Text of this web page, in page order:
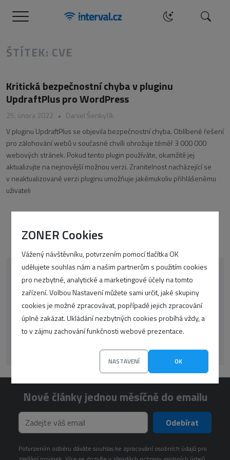
ZONER Cookies
Vážený návštěvníku, potvrzením pomocí tlačítka OK
udělujete souhlas nám a našim partnerům s použitím cookies
pro nezbytné, analytické a marketingové účely na tomto
zařízení. Volbou Nastavení můžete sami určit, jaké skupiny
cookies je možné zpracovávat, popřípadě jejich zpracování
úplně zakázat. Ukládání nezbytných cookies probíhá vždy, a
to v zájmu zachování funkčnosti webové prezentace.
NASTAVENÍ OK
Menu Hledat
ŠTÍTEK: CVE
Kritická bezpečnostní chyba v pluginu
UpdraftPlus pro WordPress
25. února 2022 • Daniel Šenkyřík
V pluginu UpdraftPlus se objevila bezpečnostní chyba. Oblíbené řešení
pro zálohování webů v současné chvíli ohrožuje téměř 3 000 000
webových stránek. Pokud tento plugin používáte, okamžitě jej
aktualizujte na nejnovější možnou verzi. Zranitelnost nacházející se
v neaktualizované verzi pluginu umožňuje jakémukoliv přihlášenému
uživateli
CSS google korektor oop-php
překlady seo SSL UX WordPress
wp Zprávičky Články
Nové články jednou měsíčně do emailu
Odebírat
Potvrzením odběru dáváte souhlas ke zpracování osobních údajů pro